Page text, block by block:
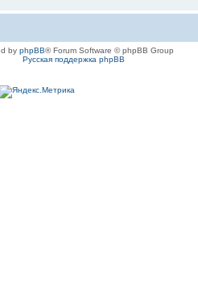
by phpBB® Forum Software © phpBB Group
Русская поддержка phpBB